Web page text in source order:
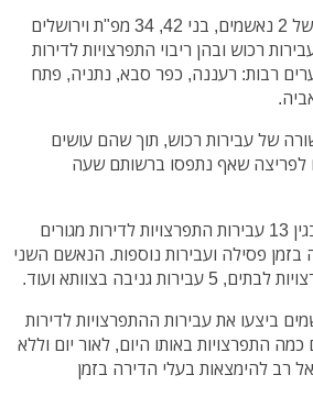
בשבוע שעבר נגזר דינם של 2 נאשמים, בני 42, 34 מפ"ת וירושלים
רכוש ובהן ריבוי התפרצויות לדירות
רבות: רעננה, כפר סבא, נתניה, פתח
של עבירות רכוש, תוך שהם עושים
לפריצה שאף נתפסו ברשותם שעה
הנאשם הראשון הורשע בגין 13 עבירות התפרצויות לדירות מגורים
בזמן פסילה ועבירות נוספות. הנאשם השני
ביצעו את עבירות ההתפרצויות לדירות
התפרצויות באותו היום, לאור יום וללא
רב להימצאות בעלי הדירה בזמן